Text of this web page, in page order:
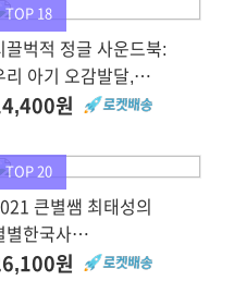
TOP 18
끌벅적 정글 사운드북:
리 아기 오감발달,
스본코리아
원
TOP 20
큰별쌤 최태성의
별한국사
국사능력검정시험 심화
원